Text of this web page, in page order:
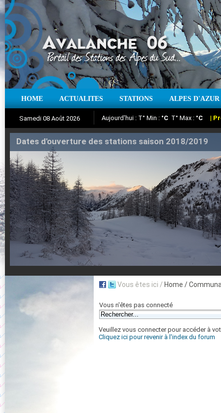
HOME ACTUALITES STATIONS ALPES D'AZUR
Samedi 08 Août 2026
Aujourd'hui : T° Min : °CT° Max :°C |
Suivez en direct l'actualité des stations
Vous êtes ici / Home /
Vous n'êtes pas connecté
Veuillez vous connecter pour accéder à
Cliquez ici pour revenir à l'index du forum